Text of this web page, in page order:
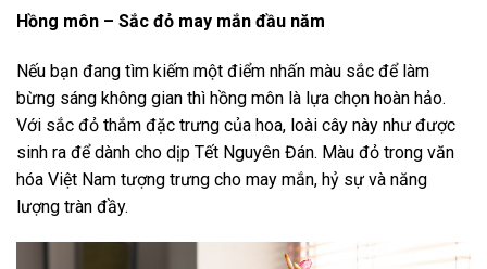
Hồng môn – Sắc đỏ may mắn đầu năm
Nếu bạn đang tìm kiếm một điểm nhấn màu sắc để làm
bừng sáng không gian thì hồng môn là lựa chọn hoàn hảo.
Với sắc đỏ thắm đặc trưng của hoa, loài cây này như được
sinh ra để dành cho dịp Tết Nguyên Đán. Màu đỏ trong văn
hóa Việt Nam tượng trưng cho may mắn, hỷ sự và năng
lượng tràn đầy.